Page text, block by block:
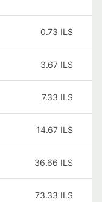
0.73 ILS
3.67 ILS
7.33 ILS
14.67 ILS
36.66 ILS
73.33 ILS